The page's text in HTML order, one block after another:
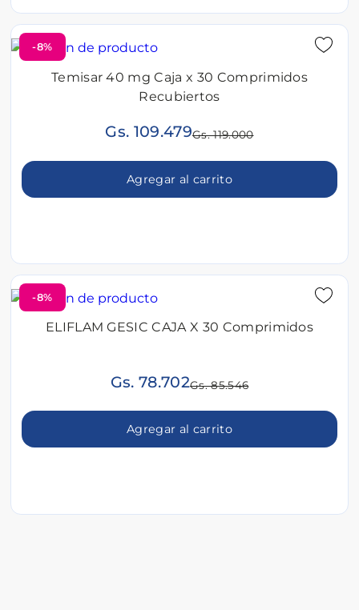
-8%
Temisar 40 mg Caja x 30 Comprimidos
Recubiertos
Gs. 109.479Gs. 119.000
Agregar al carrito
-8%
ELIFLAM GESIC CAJA X 30 Comprimidos
Gs. 78.702Gs. 85.546
Agregar al carrito